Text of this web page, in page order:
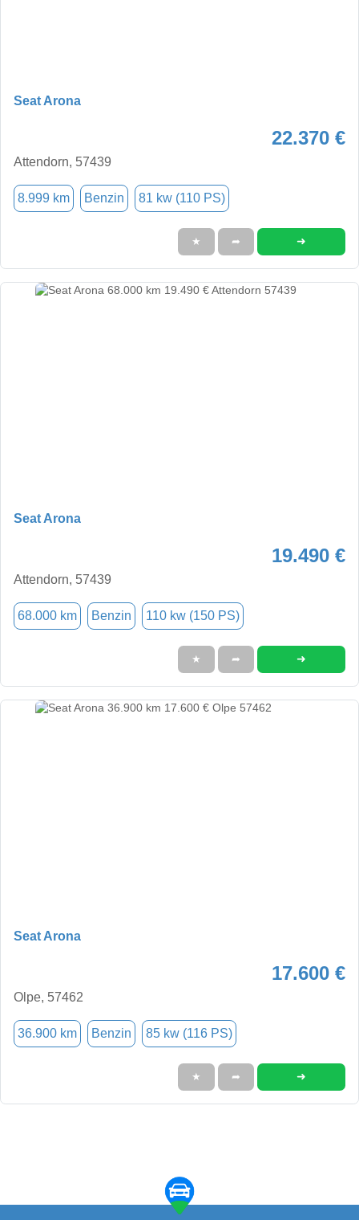
Seat Arona
22.370 €
Attendorn, 57439
8.999 km Benzin 81 kw (110 PS)
★ ➦ ➜
Seat Arona
19.490 €
Attendorn, 57439
68.000 km Benzin 110 kw (150 PS)
★ ➦ ➜
Seat Arona
17.600 €
Olpe, 57462
36.900 km Benzin 85 kw (116 PS)
★ ➦ ➜